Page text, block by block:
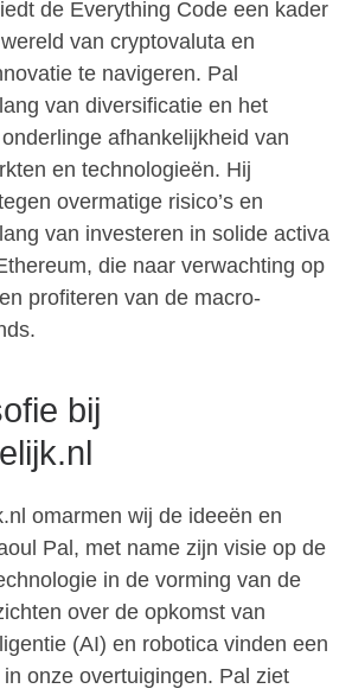
de Everything Code een kader
van cryptovaluta en
te navigeren. Pal
van diversificatie en het
afhankelijkheid van
en technologieën. Hij
overmatige risico’s en
van investeren in solide activa
die naar verwachting op
profiteren van de macro-
bij
omarmen wij de ideeën en
Pal, met name zijn visie op de
in de vorming van de
over de opkomst van
(AI) en robotica vinden een
onze overtuigingen. Pal ziet